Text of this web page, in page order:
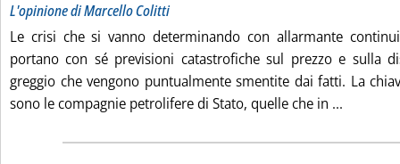
L'opinione di Marcello Colitti
Le crisi che si vanno determinando con allarmante
portano con sé previsioni catastrofiche sul prezzo e sulla
greggio che vengono puntualmente smentite dai fatti. La
sono le compagnie petrolifere di Stato, quelle che in ...